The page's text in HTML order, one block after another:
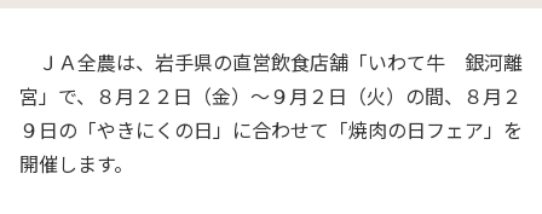
ＪＡ全農は、岩手県の直営飲食店舗「いわて牛 銀河離
宮」で、８月２２日（金）～９月２日（火）の間、８月２
９日の「やきにくの日」に合わせて「焼肉の日フェア」を
開催します。